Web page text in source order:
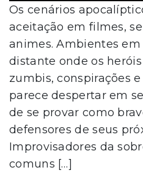
Os cenários
aceitação em filmes,
animes. Ambientes
distante onde os
zumbis, conspirações
parece despertar em
de se provar como
defensores de seus
Improvisadores da
comuns […]